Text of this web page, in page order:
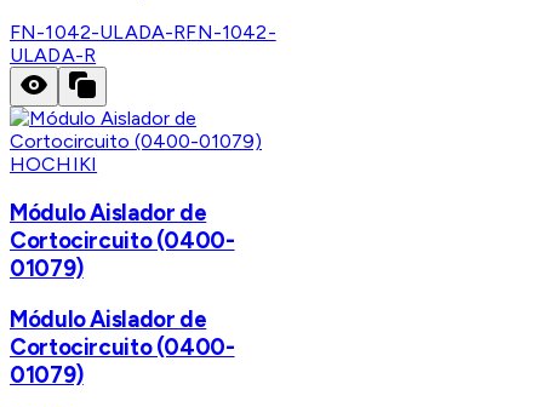
FN-1042-ULADA-RFN-1042-
ULADA-R
HOCHIKI
Módulo Aislador de
Cortocircuito (0400-
01079)
Módulo Aislador de
Cortocircuito (0400-
01079)